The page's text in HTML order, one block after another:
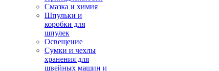
Смазка и химия
Шпульки и
коробки для
шпулек
Освещение
Сумки и чехлы
хранения для
швейных машин и